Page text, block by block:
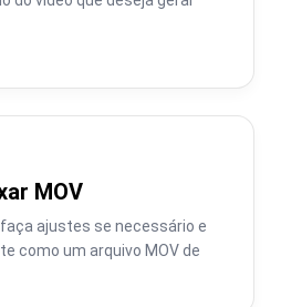
MOV
ajustes se necessário e
como um arquivo MOV de